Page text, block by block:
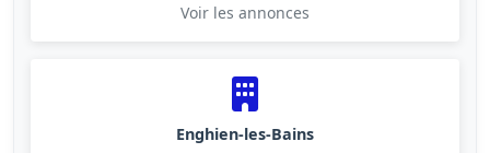
Voir les annonces
Enghien-les-Bains